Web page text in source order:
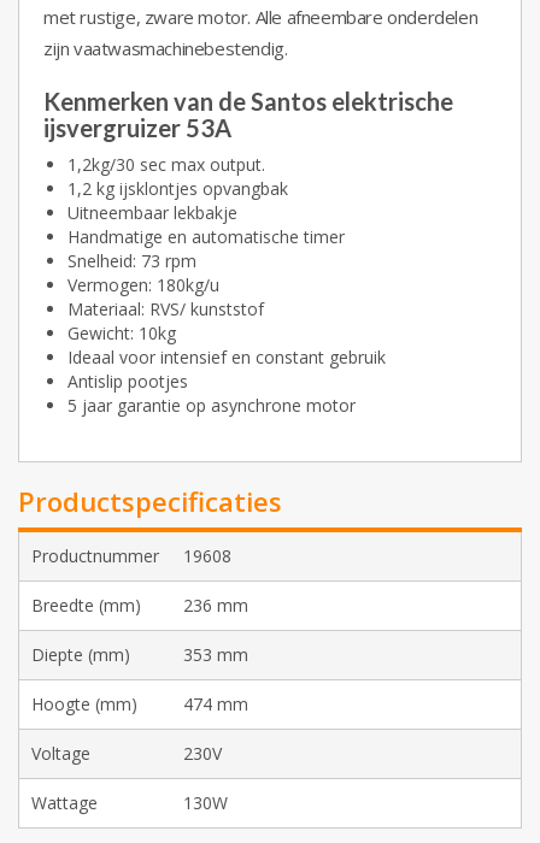
met rustige, zware motor. Alle afneembare onderdelen
zijn vaatwasmachinebestendig.
Kenmerken van de Santos elektrische
ijsvergruizer 53A
1,2kg/30 sec max output.
1,2 kg ijsklontjes opvangbak
Uitneembaar lekbakje
Handmatige en automatische timer
Snelheid: 73 rpm
Vermogen: 180kg/u
Materiaal: RVS/ kunststof
Gewicht: 10kg
Ideaal voor intensief en constant gebruik
Antislip pootjes
5 jaar garantie op asynchrone motor
Productspecificaties
Productnummer 19608
Breedte (mm) 236 mm
Diepte (mm) 353 mm
Hoogte (mm) 474 mm
Voltage 230V
Wattage 130W